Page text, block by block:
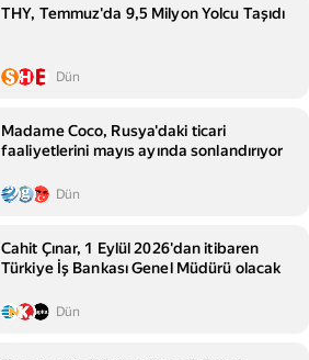
THY, Temmuz'da 9,5 Milyon Yolcu Taşıdı
Dün
Madame Coco, Rusya'daki ticari
faaliyetlerini mayıs ayında sonlandırıyor
Dün
Cahit Çınar, 1 Eylül 2026'dan itibaren
Türkiye İş Bankası Genel Müdürü olacak
Dün